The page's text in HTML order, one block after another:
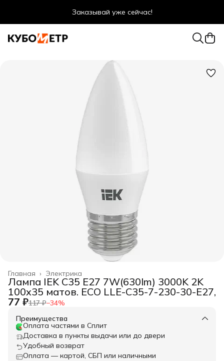
Заказывай уже сейчас!
Оптовые цены даже для физ. лиц
Электрика
Главная ›
Лампа IEK C35 E27 7W(630lm) 3000K 2K
100x35 матов. ECO LLE-C35-7-230-30-E27,
77 ₽117 ₽−34%
Преимущества
Оплата частями в Сплит
Доставка в пункты выдачи или до двери
Удобный возврат
Оплата — картой, СБП или наличными